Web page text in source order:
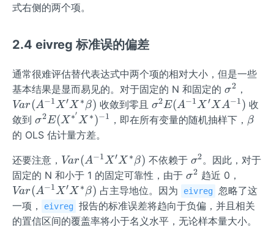
式右侧的两个项。
2.4 eivreg 标准误的偏差
通常很难评估替代表达式中两个项的相对大小，但是一些
基本结果是显而易见的。对于固定的 N 和固定的 \s
ig
m
2
σ2 ，
ar
(A
1}
X
^*
\b
et
Var(A−1X′X ∗β) 收敛到零且 \si
gm
E
(A
^{-
1}
X'
X
σ2E(A−1X ′XA−1) 收
敛到 \s
ig
a^
2
E
(X
^
σ2E(X ∗′
X ∗)−1 ，即在所有变量的随机抽样下， \b
β
的 OLS 估计量方差。
还要注意， V
ar
(A
^
{-
1}
Var(A−1X′X ∗β) 不依赖于 \s
ig
m
a
^
2
σ2。因此，对于
固定的 N 和小于 1 的固定可靠性，由于 \s
ig
m
a
σ2 趋近 0，
ar
(A
^
Var(A−1X′X ∗β) 占主导地位。因为 eivreg
忽略了这
一项，
eivreg
报告的标准误差将趋向于负偏，并且相关
的置信区间的覆盖率将小于名义水平，无论样本量大小。